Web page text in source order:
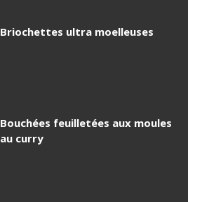
Briochettes ultra moelleuses
Bouchées feuilletées aux moules
au curry